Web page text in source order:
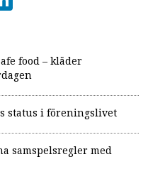
food – kläder
status i föreningslivet
samspelsregler med